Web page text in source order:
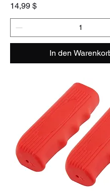
Preis
14,99 $
In den